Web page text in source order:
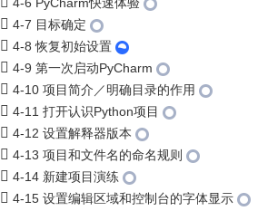
4-7 目标确定
4-8 恢复初始设置
4-9 第一次启动PyCharm
4-10 项目简介／明确目录的作用
4-11 打开认识Python项目
4-12 设置解释器版本
4-13 项目和文件名的命名规则
4-14 新建项目演练
4-15 设置编辑区域和控制台的字体显示